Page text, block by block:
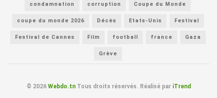
condamnation corruption Coupe du Monde
coupe du monde 2026 Décès Etats-Unis Festival
Festival de Cannes Film football france Gaza
Grève
© 2026 Webdo.tnTous droits réservés. Réalisé par iTrend